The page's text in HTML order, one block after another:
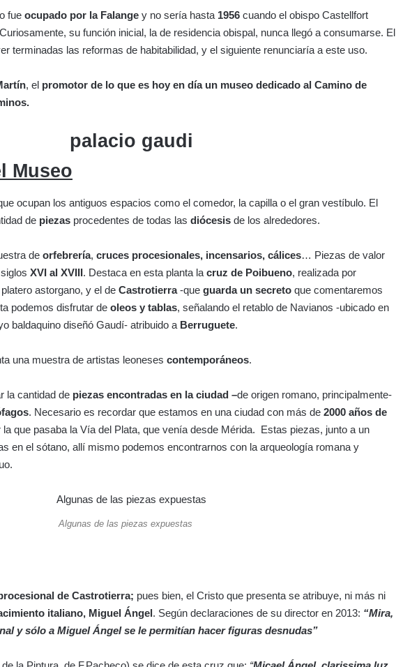
fue ocupado por la Falange y no sería hasta 1956 cuando el obispo Castellfort
su función inicial, la de residencia obispal, nunca llegó a consumarse. El
terminadas las reformas de habitabilidad, y el siguiente renunciaría a este uso.
, el promotor de lo que es hoy en día un museo dedicado al Camino de
Museo
ocupan los antiguos espacios como el comedor, la capilla o el gran vestíbulo. El
de piezas procedentes de todas las diócesis de los alrededores.
de orfebrería, cruces procesionales, incensarios, cálices… Piezas de valor
XVI al XVIII. Destaca en esta planta la cruz de Poibueno, realizada por
astorgano, y el de Castrotierra-que guarda un secreto que comentaremos
podemos disfrutar de oleos y tablas, señalando el retablo de Navianos -ubicado en
baldaquino diseñó Gaudí- atribuido a Berruguete.
una muestra de artistas leoneses contemporáneos.
la cantidad de piezas encontradas en la ciudad –de origen romano, principalmente-
. Necesario es recordar que estamos en una ciudad con más de 2000 años de
la que pasaba la Vía del Plata, que venía desde Mérida. Estas piezas, junto a un
en el sótano, allí mismo podemos encontrarnos con la arqueología romana y
Algunas de las piezas expuestas
de Castrotierra; pues bien, el Cristo que presenta se atribuye, ni más ni
italiano, Miguel Ángel. Según declaraciones de su director en 2013: “Mira,
y sólo a Miguel Ángel se le permitían hacer figuras desnudas”